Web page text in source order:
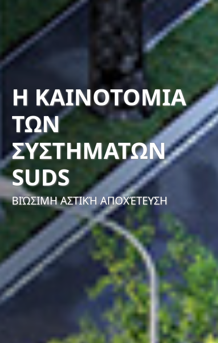
Η ΚΑΙΝΟΤΟΜΊΑ
ΤΩΝ
ΣΥΣΤΗΜΆΤΩΝ
SUDS
ΒΙΏΣΙΜΗ ΑΣΤΙΚΉ ΑΠΟΧΈΤΕΥΣΗ